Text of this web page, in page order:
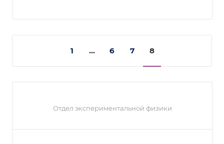
1 ... 6 7 8
Отдел экспериментальной физики